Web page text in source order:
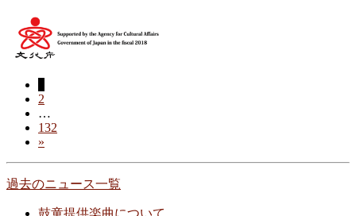
ビ
ゲ
ー
ジ
ペ
ー
ジ
2
…
ペ
ー
ジ
132
»
過去のニュース一覧
鼓童提供楽曲について